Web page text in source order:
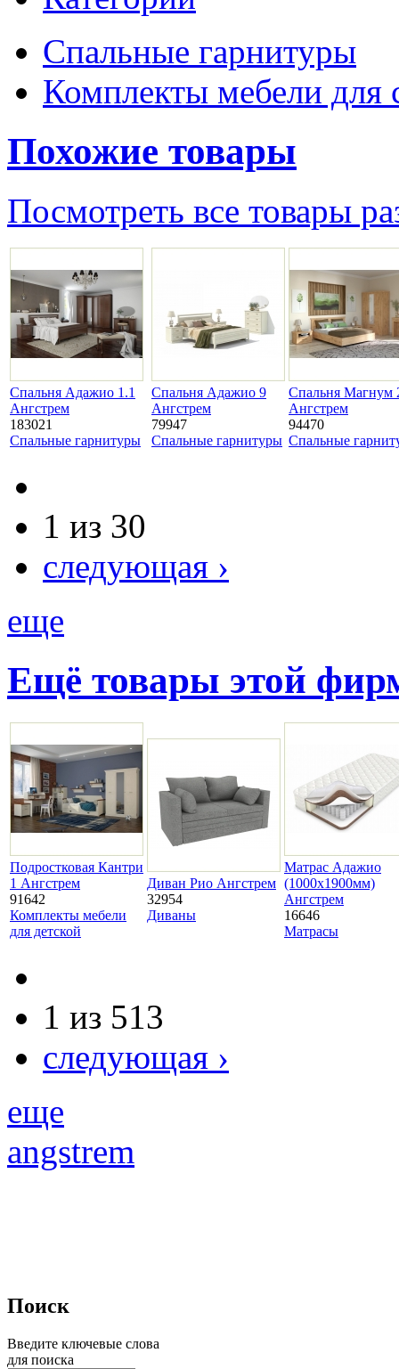
Спальные гарнитуры
Комплекты мебели для
Похожие товары
Посмотреть все товары
Спальня Адажио 1.1
Ангстрем
183021
Спальные гарнитуры
Спальня Адажио 9
Ангстрем
79947
Спальные гарнитуры
Спальня Магнум
Ангстрем
94470
Спальные
1 из 30
следующая ›
еще
Ещё товары этой
Подростковая Кантри
1 Ангстрем
91642
Комплекты мебели
для детской
Диван Рио Ангстрем
32954
Диваны
Матрас Адажио
(1000х1900мм)
Ангстрем
16646
Матрасы
1 из 513
следующая ›
еще
angstrem
Поиск
Введите ключевые слова
для поиска